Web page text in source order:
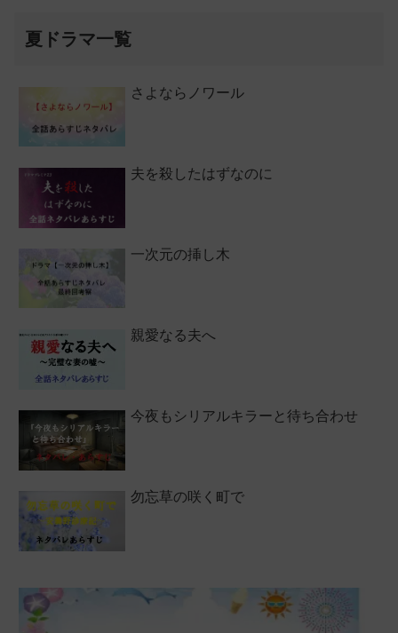
夏ドラマ一覧
さよならノワール
夫を殺したはずなのに
一次元の挿し木
親愛なる夫へ
今夜もシリアルキラーと待ち合わせ
勿忘草の咲く町で